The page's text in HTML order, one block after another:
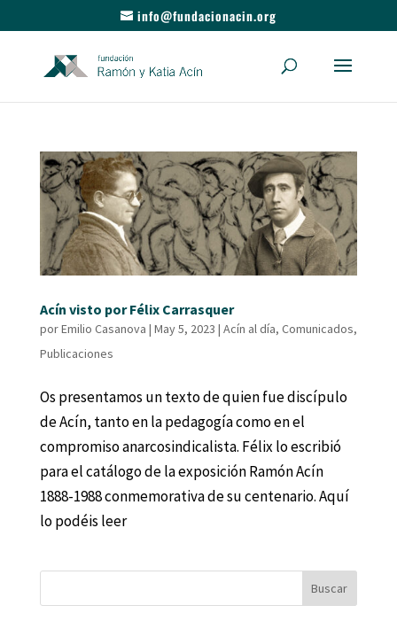
info@fundacionacin.org
Acín visto por Félix Carrasquer
porEmilio Casanova | May 5, 2023 | Acín al día, Comunicados,
Publicaciones
Os presentamos un texto de quien fue discípulo
de Acín, tanto en la pedagogía como en el
compromiso anarcosindicalista. Félix lo escribió
para el catálogo de la exposición Ramón Acín
1888-1988 conmemorativa de su centenario. Aquí
lo podéis leer